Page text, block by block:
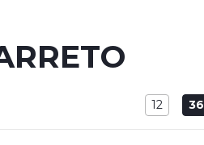
12 36